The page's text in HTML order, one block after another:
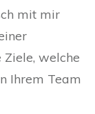
mit mir
welche
Ihrem Team